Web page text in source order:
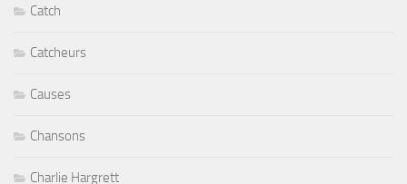
Catch
Catcheurs
Causes
Chansons
Charlie Hargrett